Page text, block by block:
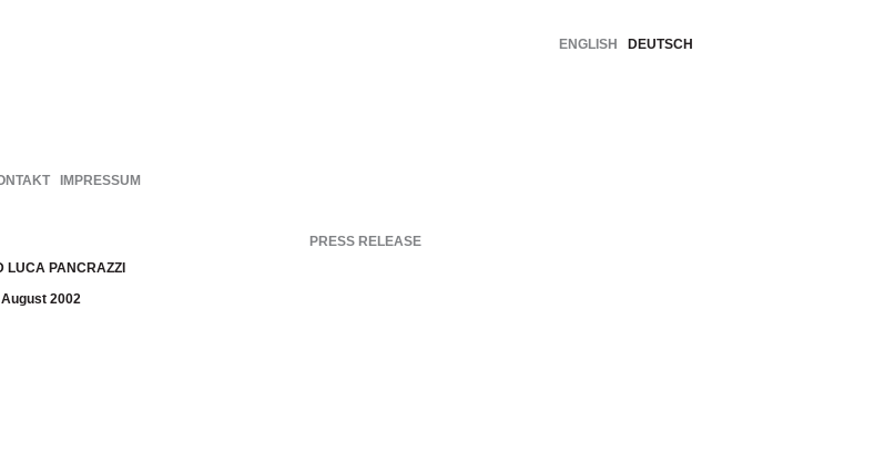
ENGLISH DEUTSCH
IMPRESSUM
PRESS RELEASE
LUCA PANCRAZZI
2002